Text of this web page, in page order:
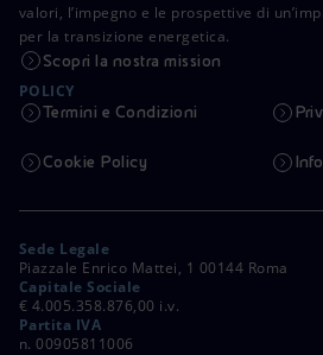
valori, l’impegno e le prospettive di
per la transizione energetica.
Scopri la nostra mission
POLICY
Termini e Condizioni
Cookie Policy
Sede Legale
Piazzale Enrico Mattei, 1 00144 Roma
Capitale Sociale
€ 4.005.358.876,00 i.v.
Partita IVA
n. 00905811006